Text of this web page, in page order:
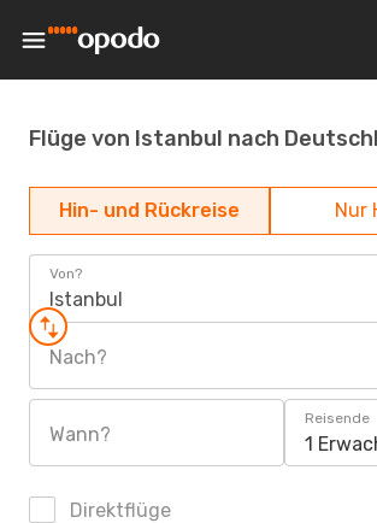
Flüge von Istanbul nach
Hin- und Rückreise Nur
Von?
Istanbul
Nach?
Wann?
Reisende
1
Direktflüge